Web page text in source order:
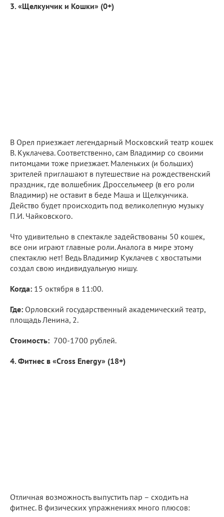
3. «Щелкунчик и Кошки» (0+)
В Орел приезжает легендарный Московский театр кошек
В. Куклачева. Соответственно, сам Владимир со своими
питомцами тоже приезжает. Маленьких (и больших)
зрителей приглашают в путешествие на рождественский
праздник, где волшебник Дроссельмеер (в его роли
Владимир) не оставит в беде Маша и Щелкунчика.
Действо будет происходить под великолепную музыку
П.И. Чайковского.
Что удивительно в спектакле задействованы 50 кошек,
все они играют главные роли. Аналога в мире этому
спектаклю нет! Ведь Владимир Куклачев с хвостатыми
создал свою индивидуальную нишу.
Когда: 15 октября в 11:00.
Где: Орловский государственный академический театр,
площадь Ленина, 2.
Стоимость: 700-1700 рублей.
4. Фитнес в «Cross Energy» (18+)
Отличная возможность выпустить пар – сходить на
фитнес. В физических упражнениях много плюсов: